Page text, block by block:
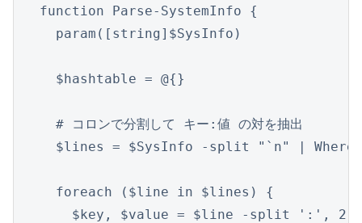
function Parse-SystemInfo {
  param([string]$SysInfo)
  $hashtable = @{}
  # コロンで分割して キー:値 の対を抽出
$lines = $SysInfo -split "`n" |
  foreach ($line in $lines) {
    $key, $value = $line -split ':', 2